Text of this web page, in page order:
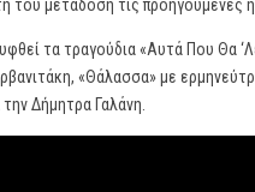
του μετάδοση τις προηγούμενες
τα τραγούδια «Αυτά Που Θα
«Θάλασσα» με
Δήμητρα Γαλάνη.